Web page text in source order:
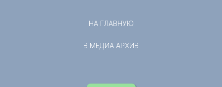
НА ГЛАВНУЮ
В МЕДИА АРХИВ